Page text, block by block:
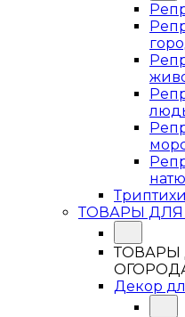
Триптихи
ТОВАРЫ ДЛЯ
ТОВАРЫ
Декор